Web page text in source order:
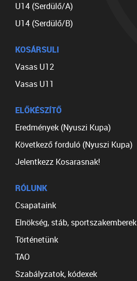
U14 (Serdülő/A)
U14 (Serdülő/B)
KOSÁRSULI
Vasas U12
Vasas U11
ELŐKÉSZÍTŐ
Eredmények (Nyuszi Kupa)
Következő forduló (Nyuszi Kupa)
Jelentkezz Kosarasnak!
RÓLUNK
Csapataink
Elnökség, stáb, sportszakemberek
Történetünk
TAO
Szabályzatok, kódexek